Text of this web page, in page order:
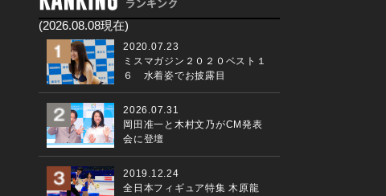
(2026.08.08現在)
2020.07.23
ミスマガジン２０２０ベスト１
６ 水着姿でお披露目
2026.07.31
岡田准一と木村文乃がCM発表
会に登壇
2019.12.24
全日本フィギュア特集 木原龍